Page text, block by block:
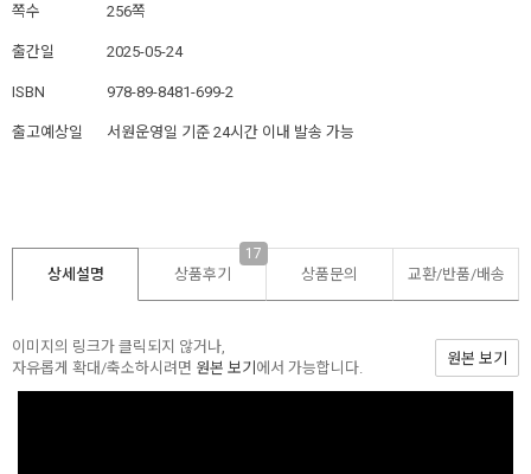
쪽수 256쪽
출간일 2025-05-24
ISBN 978-89-8481-699-2
출고예상일 서원운영일 기준 24시간 이내 발송 가능
상세설명 상품후기
17
상품문의 교환/반품/배송
이미지의 링크가 클릭되지 않거나,
자유롭게 확대/축소하시려면 원본 보기에서 가능합니다.
원본 보기